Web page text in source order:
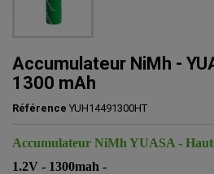
Accumulateur NiMh -
1300 mAh
Référence YUH14491300HT
Accumulateur NiMh YUASA -
1.2V - 1300mah -